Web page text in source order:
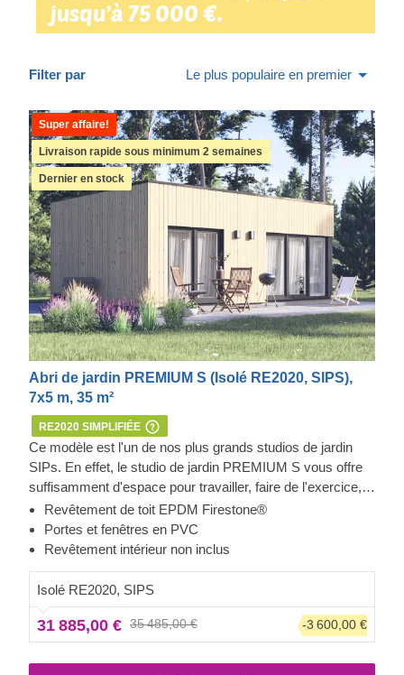
jusqu’à 75 000 €.
Filter par Le plus populaire en premier
Super affaire!
Livraison rapide sous minimum 2 semaines
Dernier en stock
Abri de jardin PREMIUM S (Isolé RE2020, SIPS),
7x5 m, 35 m²
RE2020 SIMPLIFIÉE
Ce modèle est l'un de nos plus grands studios de jardin
SIPs. En effet, le studio de jardin PREMIUM S vous offre
suffisamment d'espace pour travailler, faire de l'exercice,
pratiquer votre hobby... ou même réunir tout ça dans un
seul endroit. Sa construction au style moderne et solide,
ses nombreuses et larges fenêtres recouvrant sa façade
pièce architecturale désirée par tous.
le prix de ce modèle n'inclut pas le revêtement
intérieur.
Revêtement de toit EPDM Firestone®
Portes et fenêtres en PVC
Revêtement intérieur non inclus
Isolé RE2020, SIPS
31 885,00 € 35 485,00 € -3 600,00 €